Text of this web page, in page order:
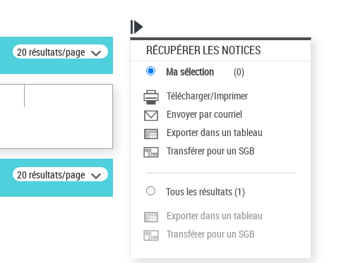
20 résultats/page
20 résultats/page
RÉCUPÉRER LES NOTICES
Ma sélection (0)
Télécharger/Imprimer
Envoyer par courriel
Exporter dans un tableau
Transférer pour un SGB
Tous les résultats(1)
Exporter dans un tableau
Transférer pour un SGB